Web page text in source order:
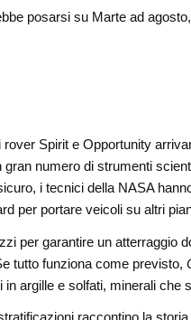
posarsi su Marte ad
rover Spirit e Opportunity
numero di strumenti
i tecnici della NASA
per portare veicoli su altri
per garantire un atterraggio
tutto funziona come previsto,
argille e solfati, minerali che